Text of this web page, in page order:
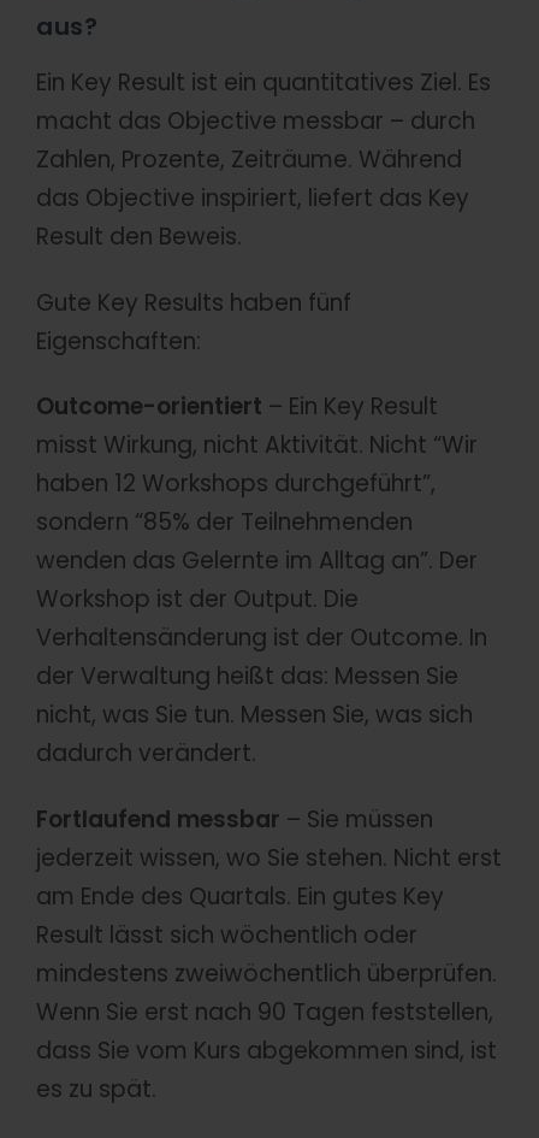
aus?
Ein Key Result ist ein quantitatives Ziel. Es
macht das Objective messbar – durch
Zahlen, Prozente, Zeiträume. Während
das Objective inspiriert, liefert das Key
Result den Beweis.
Gute Key Results haben fünf
Eigenschaften:
Outcome-orientiert – Ein Key Result
misst Wirkung, nicht Aktivität. Nicht “Wir
haben 12 Workshops durchgeführt”,
sondern “85% der Teilnehmenden
wenden das Gelernte im Alltag an”. Der
Workshop ist der Output. Die
Verhaltensänderung ist der Outcome. In
der Verwaltung heißt das: Messen Sie
nicht, was Sie tun. Messen Sie, was sich
dadurch verändert.
Fortlaufend messbar – Sie müssen
jederzeit wissen, wo Sie stehen. Nicht erst
am Ende des Quartals. Ein gutes Key
Result lässt sich wöchentlich oder
mindestens zweiwöchentlich überprüfen.
Wenn Sie erst nach 90 Tagen feststellen,
dass Sie vom Kurs abgekommen sind, ist
es zu spät.